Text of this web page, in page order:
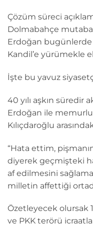
Çözüm süreci
Dolmabahçe
Erdoğan bugünlerde
Kandil’e yürümekle
İşte bu yavuz
40 yılı aşkın süredir
Erdoğan ile
Kılıçdaroğlu
“Hata ettim,
diyerek geçmişteki
af edilmesini
milletin affettiği
Özetleyecek olursak
ve PKK terörü